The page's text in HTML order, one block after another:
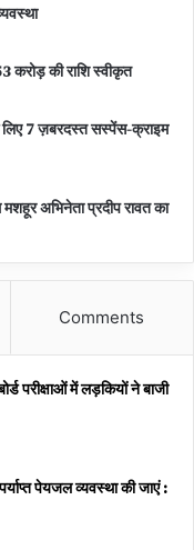
करोड़ की राशि स्वीकृत
7 ज़बरदस्त सस्पेंस-क्राइम
अभिनेता प्रदीप रावत का
Comments
परीक्षाओं में लड़कियों ने बाजी
पेयजल व्यवस्था की जाएं :